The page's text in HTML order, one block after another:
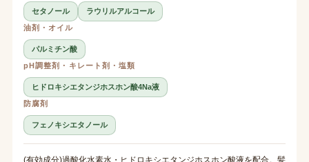
セタノール
ラウリルアルコール
油剤・オイル
パルミチン酸
pH調整剤・キレート剤・塩類
ヒドロキシエタンジホスホン酸4Na液
防腐剤
フェノキシエタノール
(有効成分)過酸化水素水・ヒドロキシエタンジホスホン酸液を配合。髪